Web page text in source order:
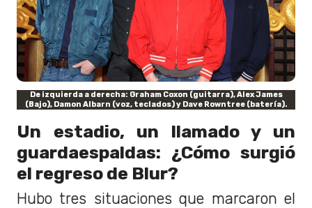
De izquierda a derecha: Graham Coxon (guitarra), Alex James
(Bajo), Damon Albarn (voz, teclados) y Dave Rowntree (batería).
Un estadio, un llamado y un
guardaespaldas: ¿Cómo surgió
el regreso de Blur?
Hubo tres situaciones que marcaron el